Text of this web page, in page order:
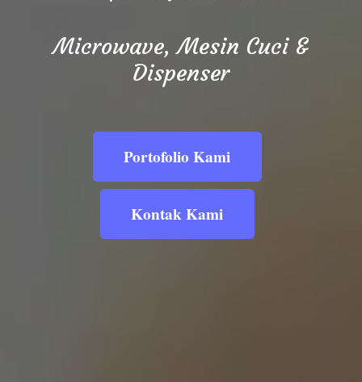
Microwave, Mesin Cuci &
Dispenser
Portofolio Kami
Kontak Kami